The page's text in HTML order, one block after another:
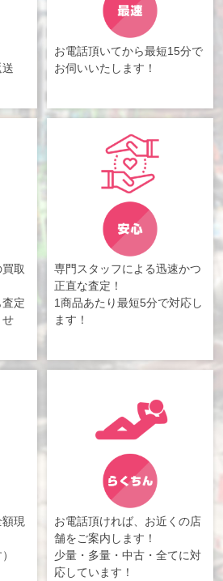
お電話頂いてから最短15分で
お伺いいたします！
取
定
せ
専門スタッフによる迅速かつ
正直な査定！
1商品あたり最短5分で対応し
ます！
現
お電話頂ければ、お近くの店
舗をご案内します！
少量・多量・中古・全てに対
応しています！